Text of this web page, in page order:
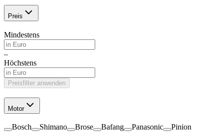
Preis
Mindestens
–
Höchstens
Preisfilter anwenden
Motor
Bosch Shimano Brose Bafang Panasonic Pinion